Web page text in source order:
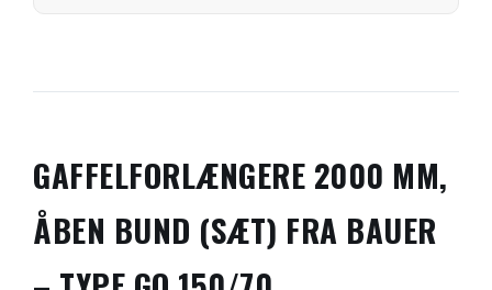
GAFFELFORLÆNGERE 2000 MM,
ÅBEN BUND (SÆT) FRA BAUER